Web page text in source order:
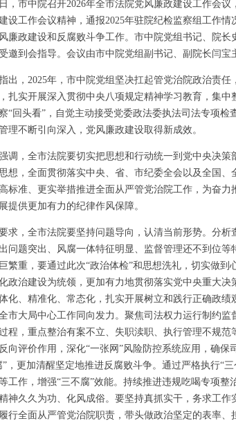
市中院召开2026年全市法院党风廉政建设工作会议
设工作会议精神，通报2025年驻院纪检监察组工作
廉政建设和反腐败斗争工作。市中院党组书记、院
邀到会指导。会议由市中院党组副书记、副院长闫宝
，2025年，市中院党组坚决扛起管党治院政治责任
扎实开展深入贯彻中央八项规定精神学习教育，集
“回头看”，自觉主动接受党委政法委执法司法专项
理不断引向深入，党风廉政建设取得新成效。
，全市法院要切实把思想和行动统一到党中央决策
想，全面贯彻落实中央、省、市纪委全会以及全国
标准、更实举措推进全面从严管党治院工作，为奋
提供更加有力的纪律作风保障。
，全市法院要坚持问题导向，认清当前形势。分析
问题突出、风腐一体特征明显、监督管理还不到位
繁重，要通过此次“政治体检”和思想洗礼，切实做
政治建设为统领，更加有力地贯彻落实党中央重大
化、精准化、常态化，扎实开展树立和践行正确政
市大局中心工作同向发力。聚焦司法权力运行制约
程，重点整治有案不立、失职渎职、执行管理不规
向评价作用，深化“一张网”风险防控系统应用，确
”，更加清醒坚定地推进反腐败斗争。通过严格执行“
工作，增强“三不腐”效能。持续推进违规吃喝专项
神久久为功、化风成俗。要坚持真抓实干，务求工
行全面从严管党治院职责，带头做政治坚定的表率